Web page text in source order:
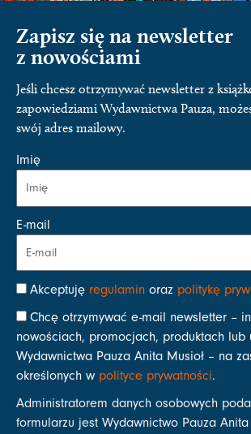
Zapisz się na newsletter
z nowościami
Jeśli chcesz otrzymywać newsletter z
zapowiedziami Wydawnictwa Pauza,
swój adres mailowy.
Imię
E-mail
Akceptuję regulamin oraz politykę
Chcę otrzymywać e-mail newsletter –
nowościach, promocjach, produktach lub
Wydawnictwa Pauza Anita Musioł – na
określonych w polityce prywatności.
Administratorem danych osobowych
formularzu jest Wydawnictwo Pauza